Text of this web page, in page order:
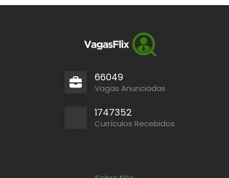
66049
Vagas Anunciadas
1747352
Currículos Recebidos